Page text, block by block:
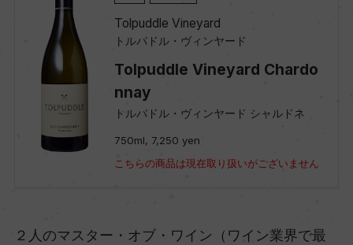
Tolpuddle Vineyard
トルパドル・ヴィンヤード
Tolpuddle Vineyard Chardo
nnay
トルパドル・ヴィンヤード シャルドネ
750ml, 7,250 yen
こちらの商品は現在取り扱いがございません
２人のマスター・オブ・ワイン（ワイン業界で最